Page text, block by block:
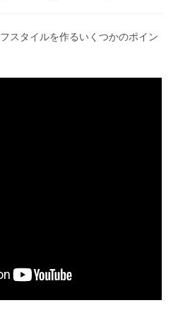
スタイルを作るいくつかのポイン